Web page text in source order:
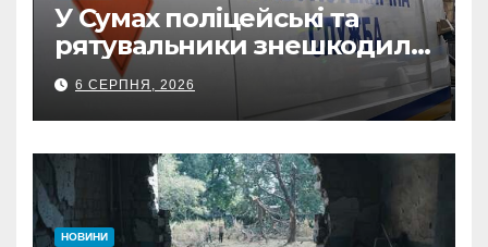
У Сумах поліцейські та
рятувальники знешкодили
500-кілограмову авіабомбу
росіян
6 СЕРПНЯ, 2026
НОВИНИ